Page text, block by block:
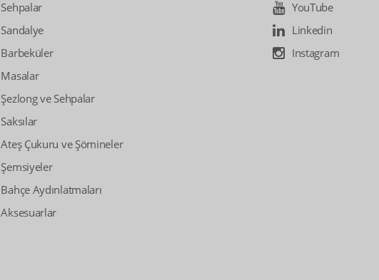
Sehpalar
Sandalye
Barbeküler
Masalar
Şezlong ve Sehpalar
Saksılar
Ateş Çukuru ve Şömineler
Şemsiyeler
Bahçe Aydınlatmaları
Aksesuarlar
YouTube
Linkedin
Instagram